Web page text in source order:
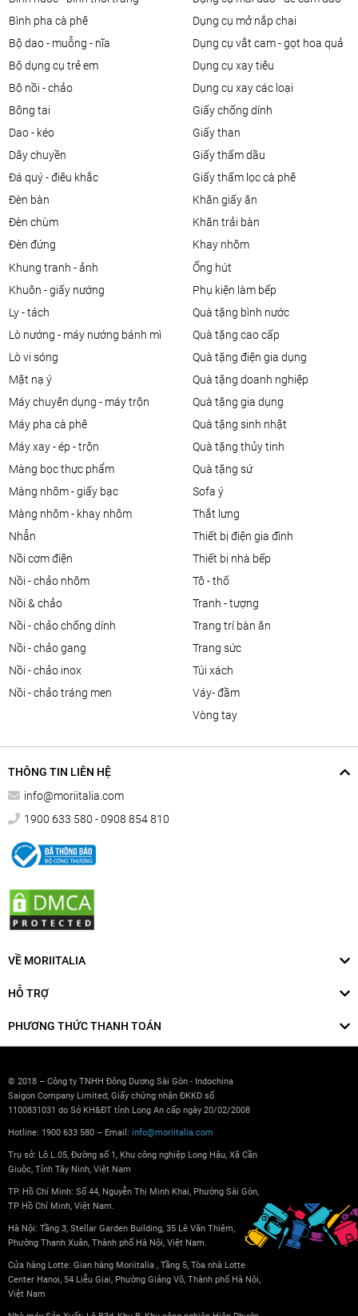
bình pha cà phê
bộ dao - muỗng - nĩa
bộ dụng cụ trẻ em
bộ nồi - chảo
bông tai
dao - kéo
dây chuyền
đá quý - điêu khắc
đèn bàn
đèn chùm
đèn đứng
dụng cụ mở nắp chai
dụng cụ vắt cam - gọt hoa quả
dụng cụ xay tiêu
dụng cụ xay các loại
giấy chống dính
giấy than
giấy thấm dầu
giấy thấm lọc cà phê
khăn giấy ăn
khăn trải bàn
khay nhôm
khung tranh - ảnh
khuôn - giấy nướng
ly - tách
lò nướng - máy nướng bánh mì
lò vi sóng
mặt nạ ý
máy chuyên dụng - máy trộn
máy pha cà phê
máy xay - ép - trộn
màng bọc thực phẩm
màng nhôm - giấy bạc
màng nhôm - khay nhôm
nhẫn
nồi cơm điện
nồi - chảo nhôm
nồi & chảo
nồi - chảo chống dính
nồi - chảo gang
nồi - chảo inox
nồi - chảo tráng men
ống hút
phụ kiện làm bếp
quà tặng bình nước
quà tặng cao cấp
quà tặng điện gia dụng
quà tặng doanh nghiệp
quà tặng gia dụng
quà tặng sinh nhật
quà tặng thủy tinh
quà tặng sứ
sofa ý
thắt lưng
thiết bị điện gia đình
thiết bị nhà bếp
tô - thố
tranh - tượng
trang trí bàn ăn
trang sức
túi xách
váy- đầm
vòng tay
THÔNG TIN LIÊN HỆ
info@moriitalia.com
1900 633 580 - 0908 854 810
VỀ MORIITALIA
HỖ TRỢ
PHƯƠNG THỨC THANH TOÁN
© 2018 – Công ty TNHH Đông Dương Sài Gòn - Indochina
Saigon Company Limited; Giấy chứng nhận ĐKKD số
1100831031 do Sở KH&ĐT tỉnh Long An cấp ngày 20/02/2008
Hotline: 1900 633 580 – Email: info@moriitalia.com
Trụ sở: Lô L.05, Đường số 1, Khu công nghiệp Long Hậu, Xã Cần
Giuộc, Tỉnh Tây Ninh, Việt Nam
TP. Hồ Chí Minh: Số 44, Nguyễn Thị Minh Khai, Phường Sài Gòn,
TP Hồ Chí Minh, Việt Nam.
Hà Nội: Tầng 3, Stellar Garden Building, 35 Lê Văn Thiêm,
Phường Thanh Xuân, Thành phố Hà Nội, Việt Nam.
Cửa hàng Lotte: Gian hàng Moriitalia , Tầng 5, Tòa nhà Lotte
Center Hanoi, 54 Liễu Giai, Phường Giảng Võ, Thành phố Hà Nội,
Việt Nam